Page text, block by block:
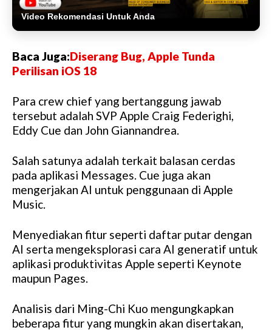
Video Rekomendasi Untuk Anda
Baca Juga:Diserang Bug, Apple Tunda
Perilisan iOS 18
Para crew chief yang bertanggung jawab
tersebut adalah SVP Apple Craig Federighi,
Eddy Cue dan John Giannandrea.
Salah satunya adalah terkait balasan cerdas
pada aplikasi Messages. Cue juga akan
mengerjakan AI untuk penggunaan di Apple
Music.
Menyediakan fitur seperti daftar putar dengan
AI serta mengeksplorasi cara AI generatif untuk
aplikasi produktivitas Apple seperti Keynote
maupun Pages.
Analisis dari Ming-Chi Kuo mengungkapkan
beberapa fitur yang mungkin akan disertakan,